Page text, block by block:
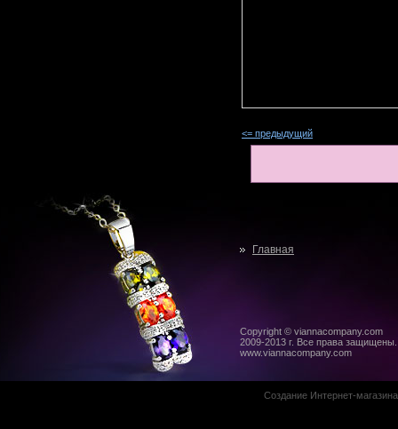
<= предыдущий
Главная
Copyright © viannacompany.com
2009-2013 г. Все права защищены.
www.viannacompany.com
Создание Интернет-